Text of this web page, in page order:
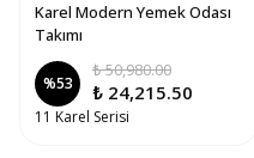
Karel Modern Yemek Odası
Takımı
%53
₺ 50,980.00
₺ 24,215.50
11 Karel Serisi